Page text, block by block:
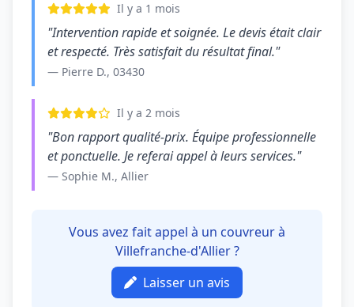
Il y a 1 mois
"Intervention rapide et soignée. Le devis était clair
et respecté. Très satisfait du résultat final."
— Pierre D., 03430
Il y a 2 mois
"Bon rapport qualité-prix. Équipe professionnelle
et ponctuelle. Je referai appel à leurs services."
— Sophie M., Allier
Vous avez fait appel à un couvreur à
Villefranche-d'Allier ?
Laisser un avis